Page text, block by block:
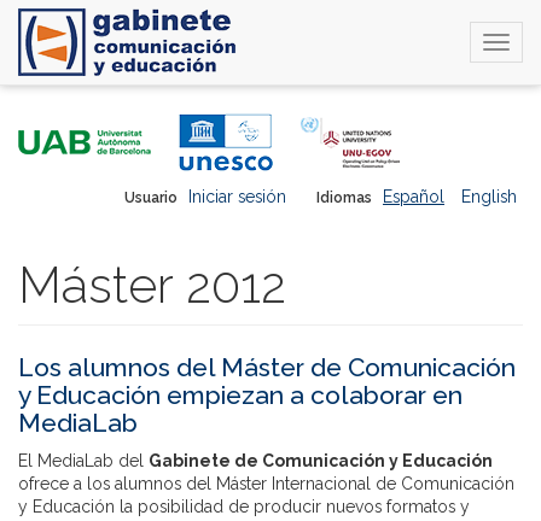
Idiomas Español English
Usuario Iniciar sesión
Máster 2012
Los alumnos del Máster de Comunicación
y Educación empiezan a colaborar en
MediaLab
El MediaLab del Gabinete de Comunicación y Educación
ofrece a los alumnos del Máster Internacional de Comunicación
y Educación la posibilidad de producir nuevos formatos y